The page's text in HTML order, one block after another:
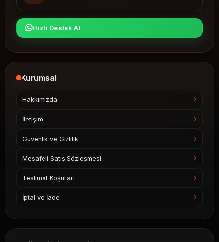
Hızlı Destek Al
Kurumsal
Hakkımızda
İletişim
Güvenlik ve Gizlilik
Mesafeli Satış Sözleşmesi
Teslimat Koşulları
İptal ve İade